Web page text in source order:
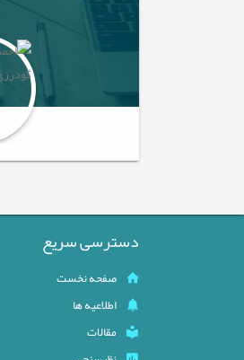
دسترسی سریع
صفحه نخست
اطلاعیه ها
مقالات